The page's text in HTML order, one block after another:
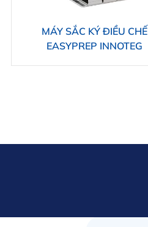
MÁY SẮC KÝ ĐIỀU CHẾ
EASYPREP INNOTEG